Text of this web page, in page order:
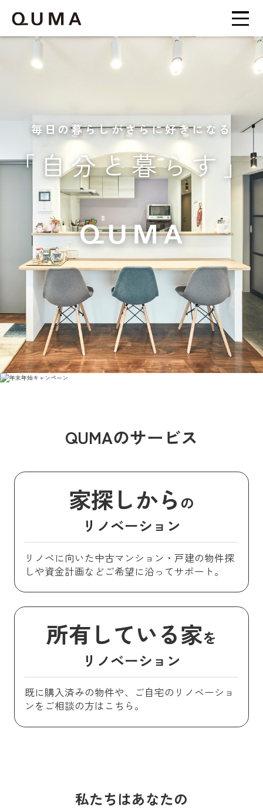
毎日の暮らしがさらに好きになる
「自分と暮らす」
QUMAのサービス
家探しから の
リノベーション
リノベに向いた中古マンション・戸建の物件探
しや資金計画などご希望に沿ってサポート。
所有している家を
リノベーション
既に購入済みの物件や、ご自宅のリノベーショ
ンをご相談の方はこちら。
私たちはあなたの